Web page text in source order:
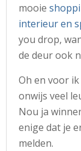
mooie
interieur en
you drop,
de deur ook
Oh en voor
onwijs veel
Nou ja
enige dat je
melden.